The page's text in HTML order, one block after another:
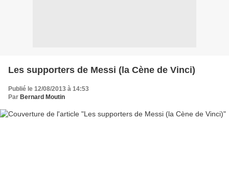
Les supporters de Messi (la Cène de Vinci)
Publié le 12/08/2013 à 14:53
Par Bernard Moutin